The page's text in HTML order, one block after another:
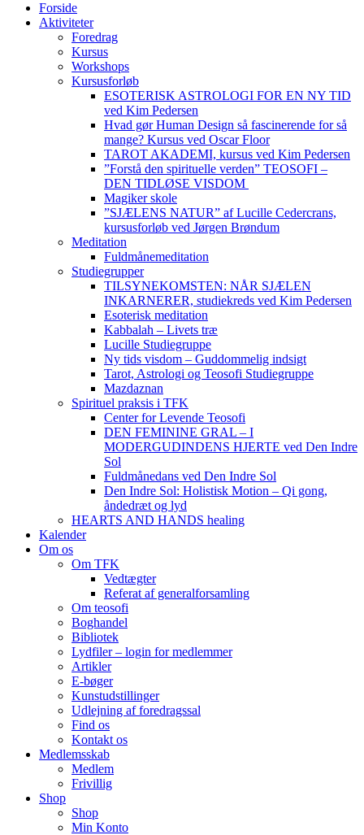
Forside
Aktiviteter
Foredrag
Kursus
Workshops
Kursusforløb
ESOTERISK ASTROLOGI FOR EN NY TID
ved Kim Pedersen
Hvad gør Human Design så fascinerende for så
mange? Kursus ved Oscar Floor
TAROT AKADEMI, kursus ved Kim Pedersen
”Forstå den spirituelle verden” TEOSOFI –
DEN TIDLØSE VISDOM
Magiker skole
”SJÆLENS NATUR” af Lucille Cedercrans,
kursusforløb ved Jørgen Brøndum
Meditation
Fuldmånemeditation
Studiegrupper
TILSYNEKOMSTEN: NÅR SJÆLEN
INKARNERER, studiekreds ved Kim Pedersen
Esoterisk meditation
Kabbalah – Livets træ
Lucille Studiegruppe
Ny tids visdom – Guddommelig indsigt
Tarot, Astrologi og Teosofi Studiegruppe
Mazdaznan
Spirituel praksis i TFK
Center for Levende Teosofi
DEN FEMININE GRAL – I
MODERGUDINDENS HJERTE ved Den Indre
Sol
Fuldmånedans ved Den Indre Sol
Den Indre Sol: Holistisk Motion – Qi gong,
åndedræt og lyd
HEARTS AND HANDS healing
Kalender
Om os
Om TFK
Vedtægter
Referat af generalforsamling
Om teosofi
Boghandel
Bibliotek
Lydfiler – login for medlemmer
Artikler
E-bøger
Kunstudstillinger
Udlejning af foredragssal
Find os
Kontakt os
Medlemsskab
Medlem
Frivillig
Shop
Shop
Min Konto